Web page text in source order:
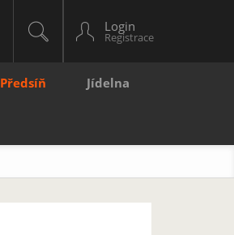
Login
Předsíň Jídelna